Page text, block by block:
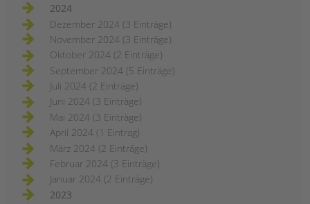
2024
Dezember 2024 (3 Einträge)
November 2024 (3 Einträge)
Oktober 2024 (2 Einträge)
September 2024 (5 Einträge)
Juli 2024 (2 Einträge)
Juni 2024 (3 Einträge)
Mai 2024 (3 Einträge)
April 2024 (1 Eintrag)
März 2024 (2 Einträge)
Februar 2024 (3 Einträge)
Januar 2024 (2 Einträge)
2023